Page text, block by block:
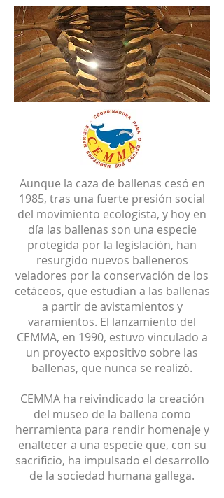
Aunque la caza de ballenas cesó en
1985, tras una fuerte presión social
del movimiento ecologista, y hoy en
día las ballenas son una especie
protegida por la legislación, han
resurgido nuevos balleneros
veladores por la conservación de los
cetáceos, que estudian a las ballenas
a partir de avistamientos y
varamientos. El lanzamiento del
CEMMA, en 1990, estuvo vinculado a
un proyecto expositivo sobre las
ballenas, que nunca se realizó.
CEMMA ha reivindicado la creación
del museo de la ballena como
herramienta para rendir homenaje y
enaltecer a una especie que, con su
sacrificio, ha impulsado el desarrollo
de la sociedad humana gallega.